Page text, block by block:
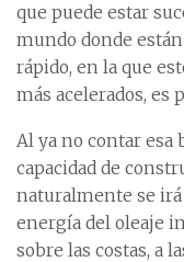
que puede estar
mundo donde
rápido, en la que
más acelerados, es
Al ya no contar esa
capacidad de
naturalmente se irá
energía del oleaje
sobre las costas, a